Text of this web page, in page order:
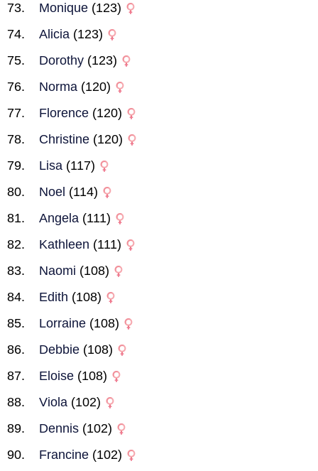
Monique (123)
Alicia (123)
Dorothy (123)
Norma (120)
Florence (120)
Christine (120)
Lisa (117)
Noel (114)
Angela (111)
Kathleen (111)
Naomi (108)
Edith (108)
Lorraine (108)
Debbie (108)
Eloise (108)
Viola (102)
Dennis (102)
Francine (102)